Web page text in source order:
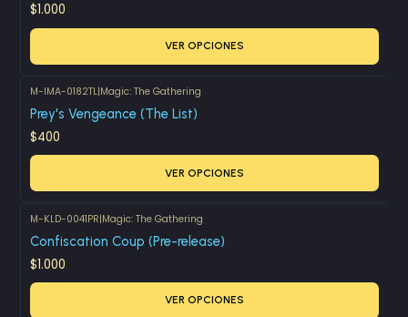
$1.000
VER OPCIONES
M-IMA-0182TL|Magic: The Gathering
Prey's Vengeance (The List)
$400
VER OPCIONES
M-KLD-0041PR|Magic: The Gathering
Confiscation Coup (Pre-release)
$1.000
VER OPCIONES